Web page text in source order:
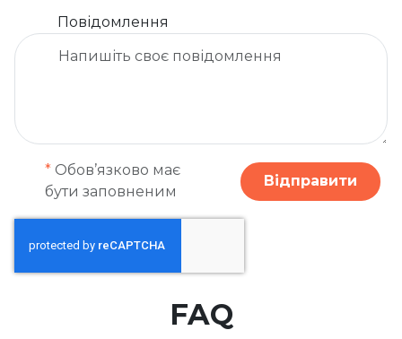
Повідомлення
* Обов’язково має
бути заповненим
Відправити
FAQ